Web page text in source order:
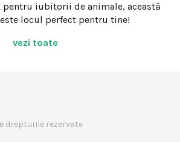
iubitorii de animale, această
locul perfect pentru tine!
vezi toate
drepturile rezervate